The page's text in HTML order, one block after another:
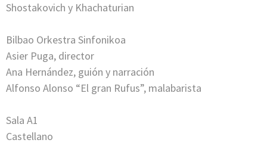
Shostakovich y Khachaturian
Bilbao Orkestra Sinfonikoa
Asier Puga, director
Ana Hernández, guión y narración
Alfonso Alonso “El gran Rufus”, malabarista
Sala A1
Castellano